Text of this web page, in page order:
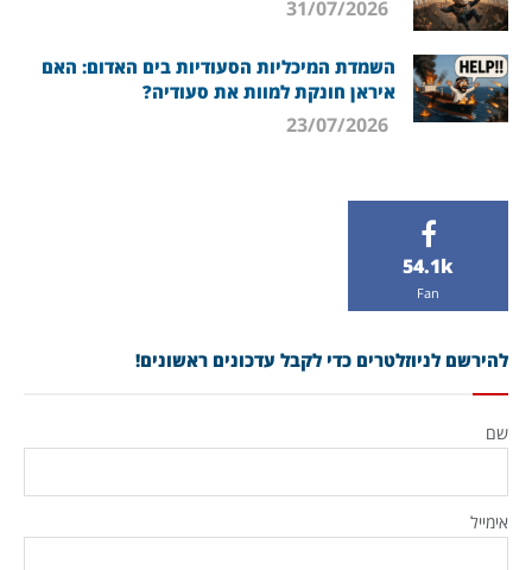
השמדת המיכליות הסעודיות בים האדום: האם
איראן חונקת למוות את סעודיה?
54.1k
Fan
להירשם לניוזלטרים כדי לקבל עדכונים ראשונים!
שם
אימייל